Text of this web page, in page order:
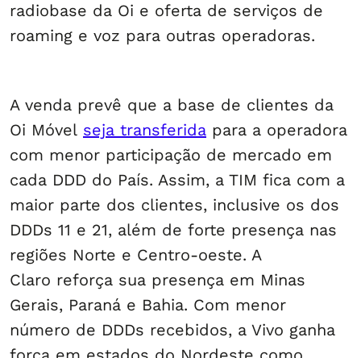
radiobase da Oi e oferta de serviços de
roaming e voz para outras operadoras.
A venda prevê que a base de clientes da
Oi Móvel seja transferida para a operadora
com menor participação de mercado em
cada DDD do País. Assim, a TIM fica com a
maior parte dos clientes, inclusive os dos
DDDs 11 e 21, além de forte presença nas
regiões Norte e Centro-oeste. A
Claro reforça sua presença em Minas
Gerais, Paraná e Bahia. Com menor
número de DDDs recebidos, a Vivo ganha